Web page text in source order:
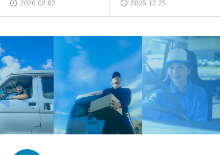
2026.02.02
2025.12.25